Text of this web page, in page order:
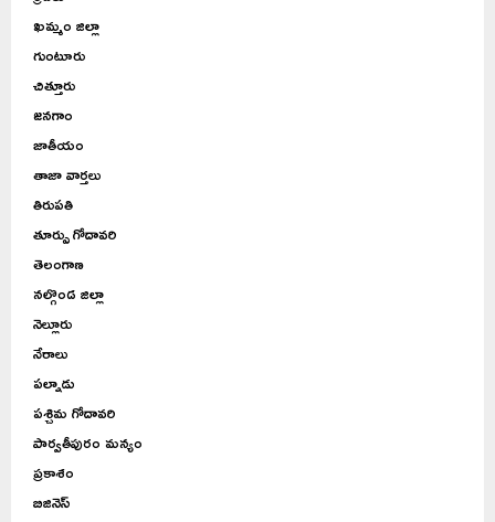
ఖమ్మం జిల్లా
గుంటూరు
చిత్తూరు
జనగాం
జాతీయం
తాజా వార్తలు
తిరుపతి
తూర్పు గోదావరి
తెలంగాణ
నల్గొండ జిల్లా
నెల్లూరు
నేరాలు
పల్నాడు
పశ్చిమ గోదావరి
పార్వతీపురం మన్యం
ప్రకాశం
బిజినెస్